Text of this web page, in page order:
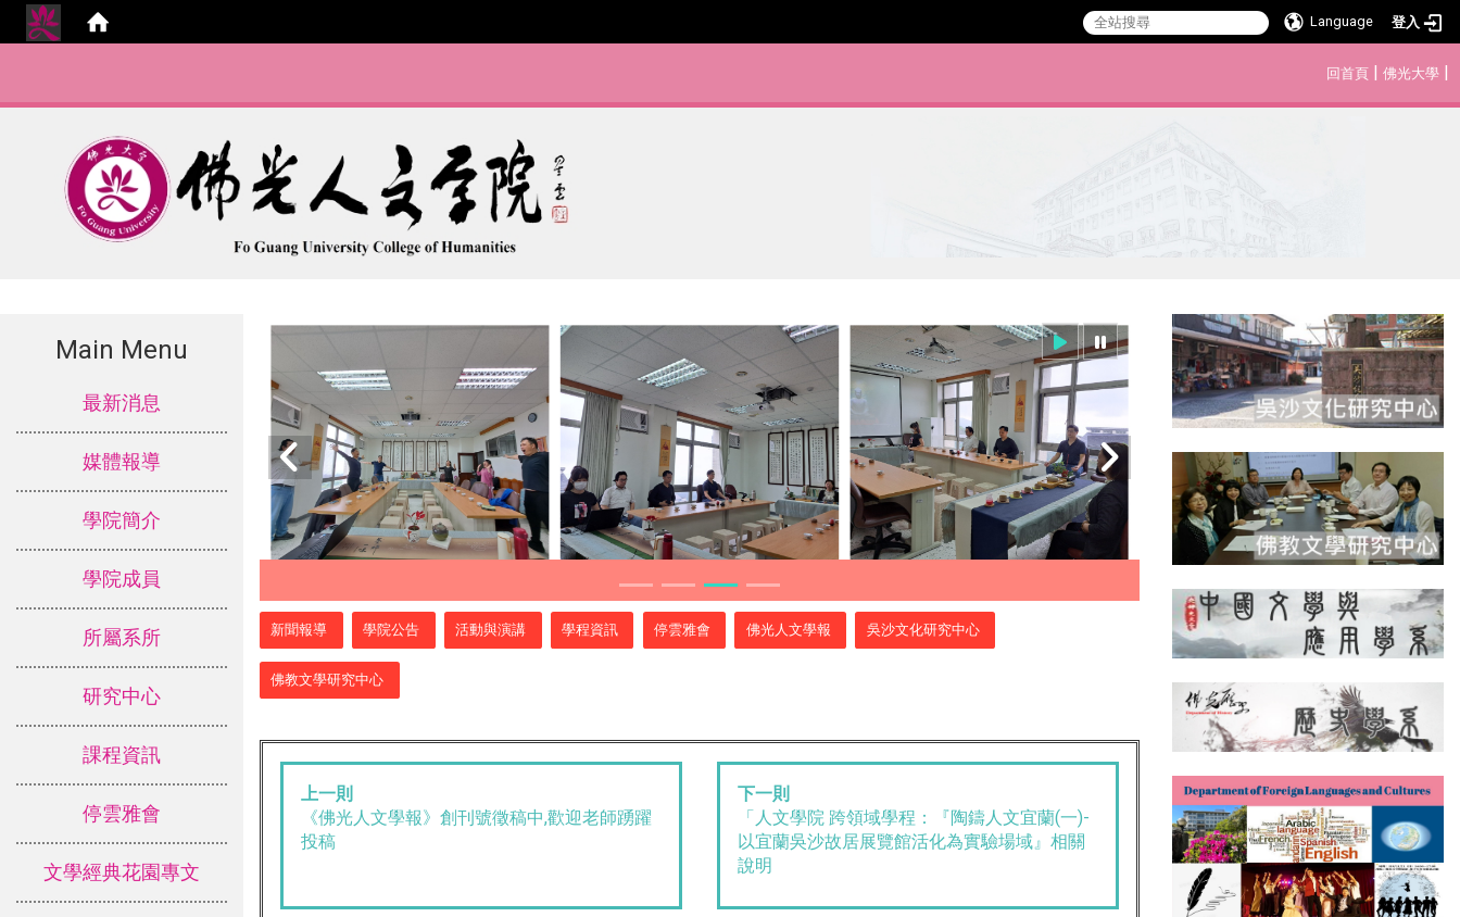
Language 登入
回首頁 | 佛光大學 |
Main Menu
最新消息
媒體報導
學院簡介
學院成員
所屬系所
研究中心
課程資訊
停雲雅會
文學經典花園專文
新聞報導 學院公告 活動與演講 學程資訊 停雲雅會 佛光人文學報 吳沙文化研究中心
佛教文學研究中心
上一則
《佛光人文學報》創刊號徵稿中,歡迎老師踴躍
投稿
下一則
「人文學院 跨領域學程：『陶鑄人文宜蘭(一)-
以宜蘭吳沙故居展覽館活化為實驗場域』相關
說明